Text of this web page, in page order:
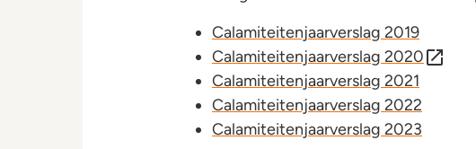
Calamiteitenjaarverslag 2019
Calamiteitenjaarverslag 2020
Calamiteitenjaarverslag 2021
Calamiteitenjaarverslag 2022
Calamiteitenjaarverslag 2023